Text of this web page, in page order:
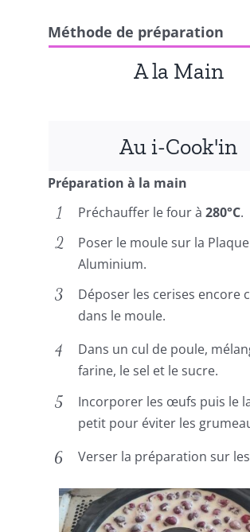
Méthode de préparation
A la Main
Au i-Cook'in
Préparation à la main
Préchauffer le four à280°C.
Poser le moule sur la
Aluminium.
Déposer les cerises encore
dans le moule.
Dans un cul de poule,
farine, le sel et le sucre.
Incorporer les œufs puis le
petit pour éviter les
Verser la préparation sur